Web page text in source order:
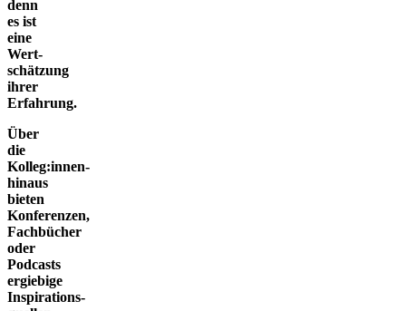
denn
es ist
eine
Wert­
schätzung
ihrer
Erfahrung.
Über
die
Kolleg:innen­
hinaus
bieten
Konferenzen­,
Fachbücher
oder
Podcasts
ergiebige
Inspirations­